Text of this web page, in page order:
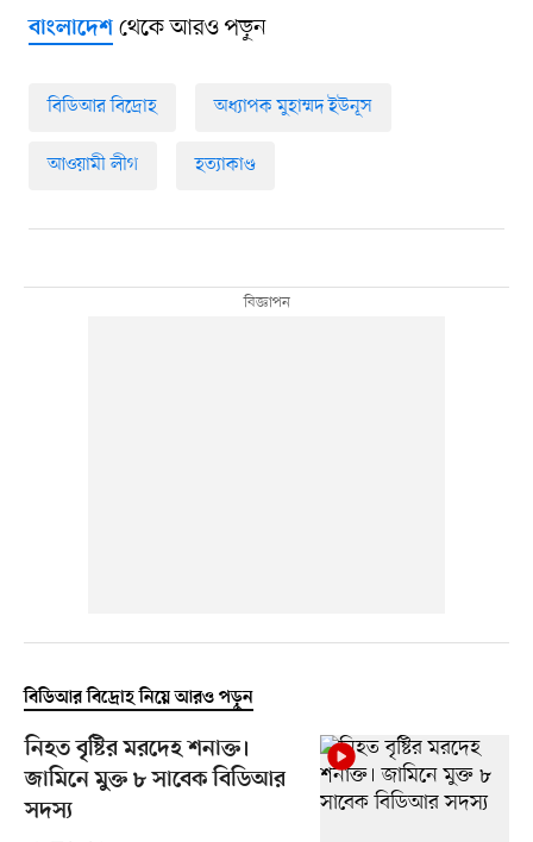
বাংলাদেশথেকে আরও পড়ুন
বিডিআর বিদ্রোহ অধ্যাপক মুহাম্মদ ইউনূস
আওয়ামী লীগ হত্যাকাণ্ড
বিডিআর বিদ্রোহ নিয়ে আরও পড়ুন
নিহত বৃষ্টির মরদেহ শনাক্ত।
জামিনে মুক্ত ৮ সাবেক বিডিআর
সদস্য